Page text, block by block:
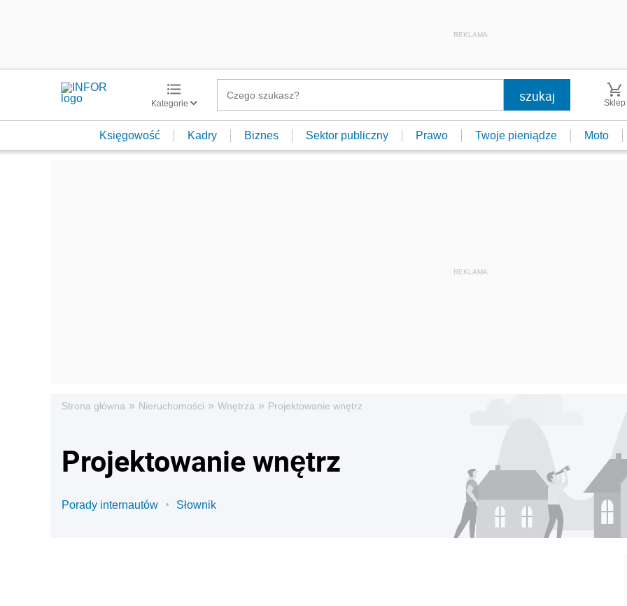
REKLAMA
Kategorie Sklep
Księgowość Kadry Biznes Sektor publiczny Prawo Twoje pieniądze Moto
Strona główna » Nieruchomości » Wnętrza » Projektowanie wnętrz
Projektowanie wnętrz
Porady internautów Słownik